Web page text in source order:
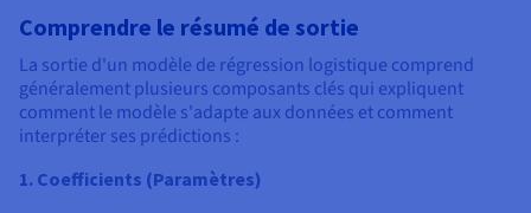
Comprendre le résumé de sortie
La sortie d'un modèle de régression logistique comprend
généralement plusieurs composants clés qui expliquent
comment le modèle s'adapte aux données et comment
interpréter ses prédictions :
1. Coefficients (Paramètres)